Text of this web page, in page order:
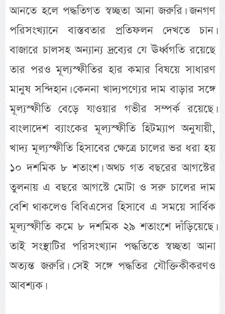
আনতে হলে পদ্ধতিগত স্বচ্ছতা আনা জরুরি। জনগণ
পরিসংখ্যানে বাস্তবতার প্রতিফলন দেখতে চান।
বাজারে চালসহ অন্যান্য দ্রব্যের যে ঊর্ধ্বগতি রয়েছে
তার পরও মূল্যস্ফীতির হার কমার বিষয়ে সাধারণ
মানুষ সন্দিহান। কেননা খাদ্যপণ্যের দাম বাড়ার সঙ্গে
মূল্যস্ফীতি বেড়ে যাওয়ার গভীর সম্পর্ক রয়েছে।
বাংলাদেশ ব্যাংকের মূল্যস্ফীতি হিটম্যাপ অনুযায়ী,
খাদ্য মূল্যস্ফীতি হিসাবের ক্ষেত্রে চালের ভর ধরা হয়
১০ দশমিক ৮ শতাংশ। অথচ গত বছরের আগস্টের
তুলনায় এ বছরে আগস্টে মোটা ও সরু চালের দাম
বেশি থাকলেও বিবিএসের হিসাবে এ সময়ে সার্বিক
মূল্যস্ফীতি কমে ৮ দশমিক ২৯ শতাংশে দাঁড়িয়েছে।
তাই সংস্থাটির পরিসংখ্যান পদ্ধতিতে স্বচ্ছতা আনা
অত্যন্ত জরুরি। সেই সঙ্গে পদ্ধতির যৌক্তিকীকরণও
আবশ্যক।